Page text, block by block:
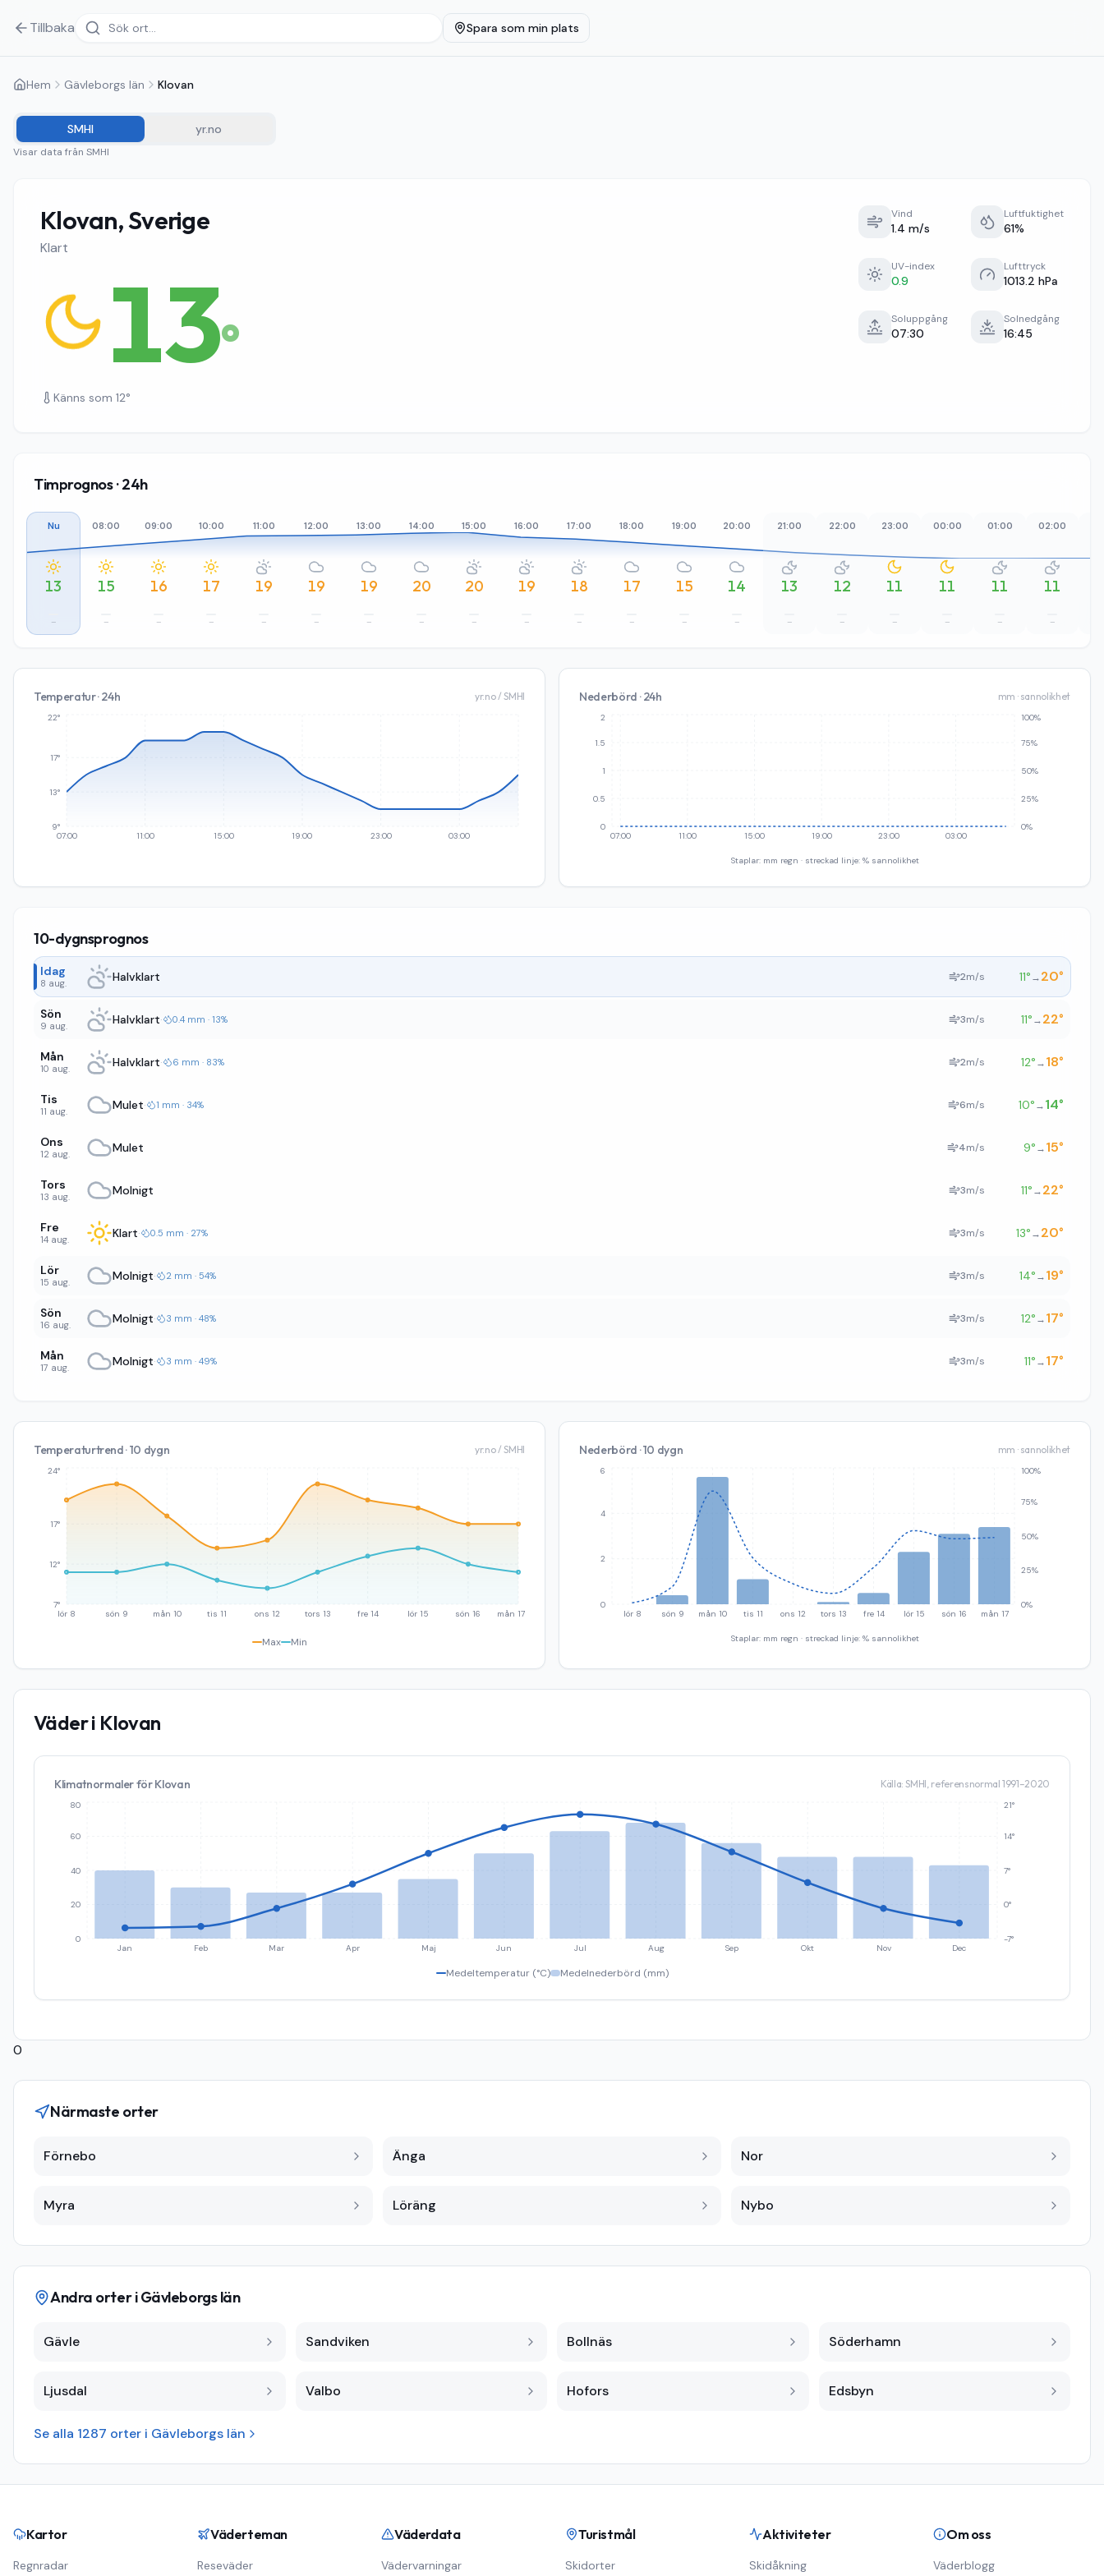
Tillbaka Spara som min plats
Hem Gävleborgs län Klovan
SMHI yr.no
Visar data från SMHI
Klovan, Sverige
Klart
13°
Känns som 12°
Vind
1.4 m/s
Luftfuktighet
61%
UV-index
0.9
Lufttryck
1013.2 hPa
Soluppgång
07:30
Solnedgång
16:45
Timprognos · 24h
Nu
13
–
08:00
15
–
09:00
16
–
10:00
17
–
11:00
19
–
12:00
19
–
13:00
19
–
14:00
20
–
15:00
20
–
16:00
19
–
17:00
18
–
18:00
17
–
19:00
15
–
20:00
14
–
21:00
13
–
22:00
12
–
23:00
11
–
00:00
11
–
01:00
11
–
02:00
11
–
Temperatur · 24h yr.no / SMHI
07:00 11:00 15:00 19:00 23:00 03:00
9°
13°
17°
22°
Nederbörd · 24h mm · sannolikhet
07:00 11:00 15:00 19:00 23:00 03:00
0
0.5
1
1.5
2
0%
25%
50%
75%
100%
Staplar: mm regn · streckad linje: % sannolikhet
10-dygnsprognos
Idag
8 aug. Halvklart 2m/s 11°→20°
Sön
9 aug. Halvklart· 0.4 mm · 13% 3m/s 11°→22°
Mån
10 aug. Halvklart· 6 mm · 83% 2m/s 12°→18°
Tis
11 aug. Mulet· 1 mm · 34% 6m/s 10°→14°
Ons
12 aug. Mulet 4m/s 9°→15°
Tors
13 aug. Molnigt 3m/s 11°→22°
Fre
14 aug. Klart· 0.5 mm · 27% 3m/s 13°→20°
Lör
15 aug. Molnigt· 2 mm · 54% 3m/s 14°→19°
Sön
16 aug. Molnigt· 3 mm · 48% 3m/s 12°→17°
Mån
17 aug. Molnigt· 3 mm · 49% 3m/s 11°→17°
Temperaturtrend · 10 dygn yr.no / SMHI
lör 8 sön 9 mån 10 tis 11 ons 12 tors 13 fre 14 lör 15 sön 16 mån 17
7°
12°
17°
24°
Max Min
Nederbörd · 10 dygn mm · sannolikhet
lör 8 sön 9 mån 10 tis 11 ons 12 tors 13 fre 14 lör 15 sön 16 mån 17
0
2
4
6
0%
25%
50%
75%
100%
Staplar: mm regn · streckad linje: % sannolikhet
Väder i Klovan
Klimatnormaler förKlovan Källa: SMHI, referensnormal 1991–2020
Jan Feb Mar Apr Maj Jun Jul Aug Sep Okt Nov Dec
0
20
40
60
80
-7°
0°
7°
14°
21°
Medeltemperatur (°C) Medelnederbörd (mm)
0
Närmaste orter
Förnebo Änga Nor
Myra Löräng Nybo
Andra orter iGävleborgs län
Gävle Sandviken Bollnäs Söderhamn
Ljusdal Valbo Hofors Edsbyn
Se alla 1287 orter i Gävleborgs län
Kartor
Regnradar
Väderteman
Reseväder
Väderdata
Vädervarningar
Turistmål
Skidorter
Aktiviteter
Skidåkning
Om oss
Väderblogg